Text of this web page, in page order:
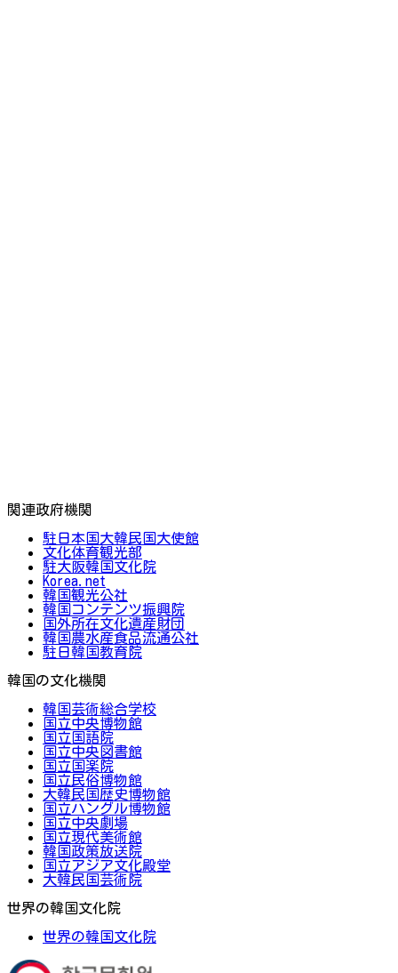
関連政府機関
駐日本国大韓民国大使館
文化体育観光部
駐大阪韓国文化院
Korea.net
韓国観光公社
韓国コンテンツ振興院
国外所在文化遺産財団
韓国農水産食品流通公社
駐日韓国教育院
韓国の文化機関
韓国芸術総合学校
国立中央博物館
国立国語院
国立中央図書館
国立国楽院
国立民俗博物館
大韓民国歴史博物館
国立ハングル博物館
国立中央劇場
国立現代美術館
韓国政策放送院
国立アジア文化殿堂
大韓民国芸術院
世界の韓国文化院
世界の韓国文化院